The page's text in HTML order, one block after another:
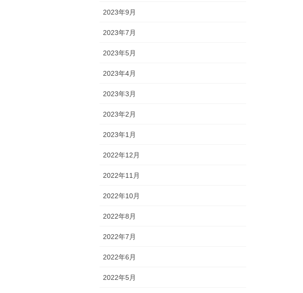
2023年9月
2023年7月
2023年5月
2023年4月
2023年3月
2023年2月
2023年1月
2022年12月
2022年11月
2022年10月
2022年8月
2022年7月
2022年6月
2022年5月